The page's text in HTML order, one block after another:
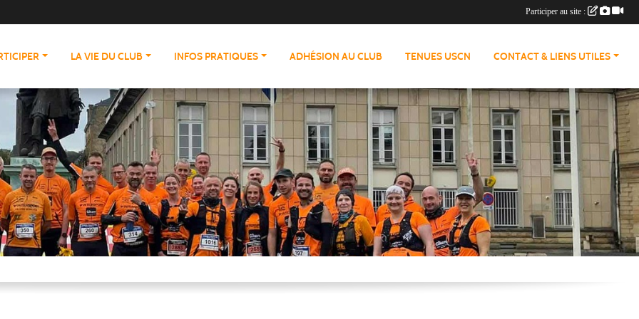
LA VIE DU CLUB INFOS PRATIQUES ADHÉSION AU CLUB TENUES USCN CONTACT & LIENS UTILES
Participer au site :